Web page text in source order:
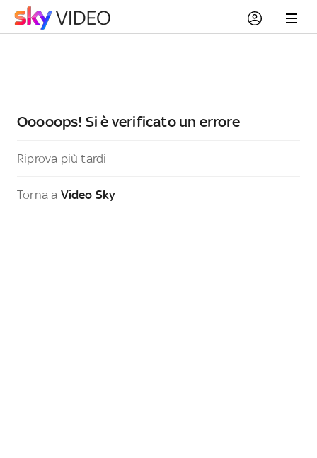
Ooooops! Si è verificato un errore
Riprova più tardi
Torna a Video Sky